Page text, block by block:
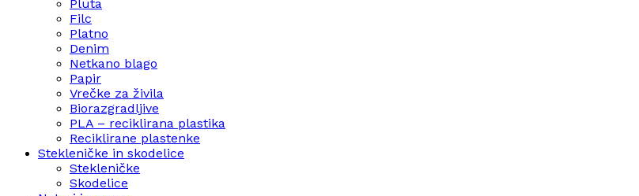
Pluta
Filc
Platno
Denim
Netkano blago
Papir
Vrečke za živila
Biorazgradljive
PLA – reciklirana plastika
Reciklirane plastenke
Stekleničke in skodelice
Stekleničke
Skodelice